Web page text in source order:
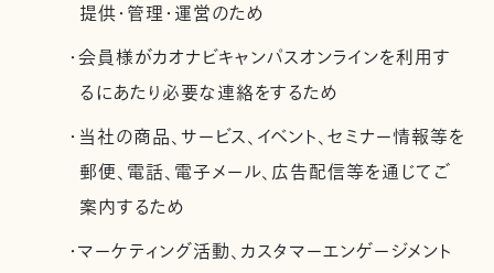
提供・管理・運営のため
・会員様がカオナビキャンパスオンラインを利用す
るにあたり必要な連絡をするため
・当社の商品、サービス、イベント、セミナー情報等を
郵便、電話、電子メール、広告配信等を通じてご
案内するため
・マーケティング活動、カスタマーエンゲージメント